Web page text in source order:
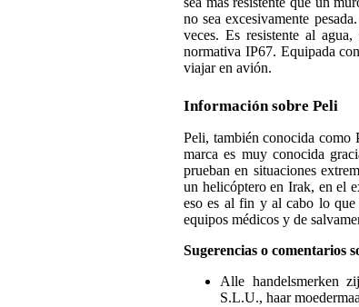
no sea excesivamente
veces. Es resistente al
normativa IP67. Equipada
viajar en avión.
Información sobre Peli
Peli, también conocida como
marca es muy conocida
prueban en situaciones
un helicóptero en Irak, en el
eso es al fin y al cabo lo que
equipos médicos y de
Sugerencias o comentarios
Alle handelsmerken
S.L.U., haar